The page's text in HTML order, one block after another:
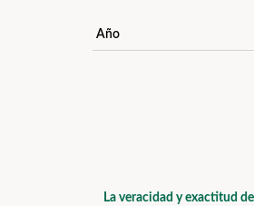
La veracidad y exactitud